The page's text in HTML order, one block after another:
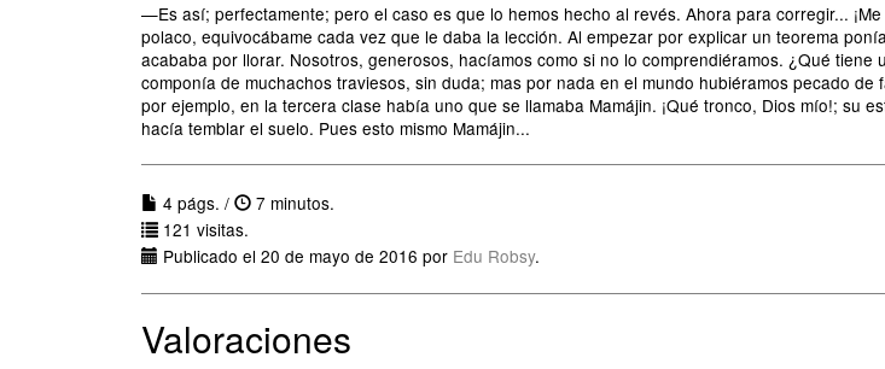
—Es así; perfectamente; pero el caso es que lo hemos hecho al revés. Ahora para corregir...
polaco, equivocábame cada vez que le daba la lección. Al empezar por explicar un teorema
acababa por llorar. Nosotros, generosos, hacíamos como si no lo comprendiéramos. ¿Qué
componía de muchachos traviesos, sin duda; mas por nada en el mundo hubiéramos pecado
por ejemplo, en la tercera clase había uno que se llamaba Mamájin. ¡Qué tronco, Dios mío!; su
hacía temblar el suelo. Pues esto mismo Mamájin...
4 págs. /
7 minutos.
121 visitas.
Publicado el 20 de mayo de 2016 por Edu Robsy.
Valoraciones